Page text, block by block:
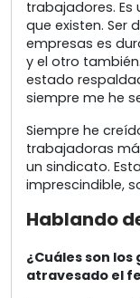
trabajadores.
que existen. Ser
empresas es
y el otro
estado
siempre me he
Siempre he
trabajadoras
un sindicato.
imprescindible,
Hablando
¿Cuáles son
atravesado el